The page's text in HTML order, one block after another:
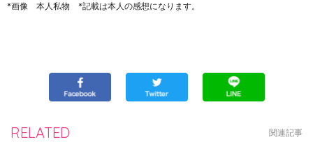
*画像 本人私物 *記載は本人の感想になります。
RELATED 関連記事